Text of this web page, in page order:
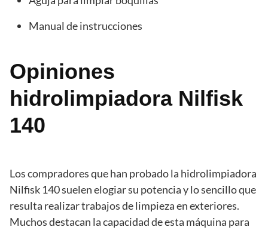
Manual de instrucciones
Opiniones
hidrolimpiadora Nilfisk
140
Los compradores que han probado la hidrolimpiadora
Nilfisk 140 suelen elogiar su potencia y lo sencillo que
resulta realizar trabajos de limpieza en exteriores.
Muchos destacan la capacidad de esta máquina para